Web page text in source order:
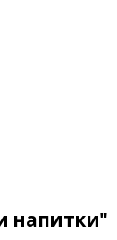
напитки"